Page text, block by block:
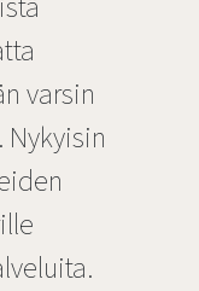
varsin